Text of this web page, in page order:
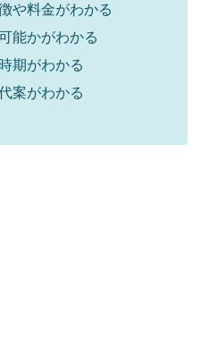
や料金がわかる
能かがわかる
期がわかる
案がわかる